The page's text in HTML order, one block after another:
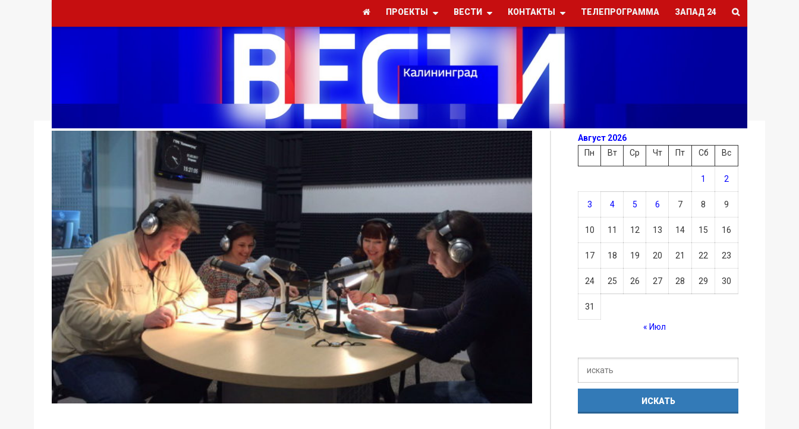
ПРОЕКТЫ ВЕСТИ КОНТАКТЫ ТЕЛЕПРОГРАММА ЗАПАД 24
Август 2026
Пн
Вт Ср Чт Пт Сб Вс
1 2
3 4 5 6 7 8 9
10 11 12 13 14 15 16
17 18 19 20 21 22 23
24 25 26 27 28 29 30
31
« Июл